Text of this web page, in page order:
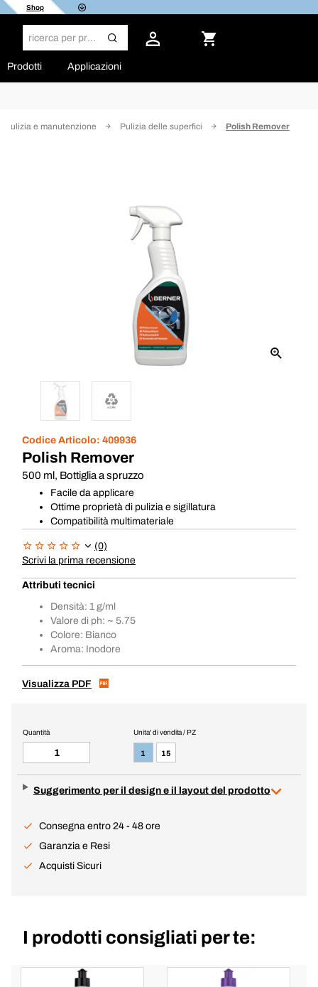
Shop
Prodotti Applicazioni
Pulizia e manutenzione Pulizia delle superfici Polish Remover
Codice Articolo: 409936
Polish Remover
500 ml, Bottiglia a spruzzo
Facile da applicare
Ottime proprietà di pulizia e sigillatura
Compatibilità multimateriale
(0)
Scrivi la prima recensione
Attributi tecnici
Densità: 1 g/ml
Valore di ph: ~ 5.75
Colore: Bianco
Aroma: Inodore
Visualizza PDF
Unita' di vendita / PZ
1 15
Quantità
Suggerimento per il design e il layout del prodotto
Consegna entro 24 - 48 ore
Garanzia e Resi
Acquisti Sicuri
I prodotti consigliati per te: